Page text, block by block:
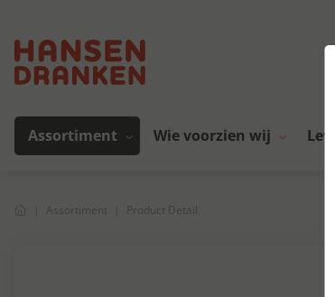
Assortiment Wie voorzien wij
Assortiment Product Detail